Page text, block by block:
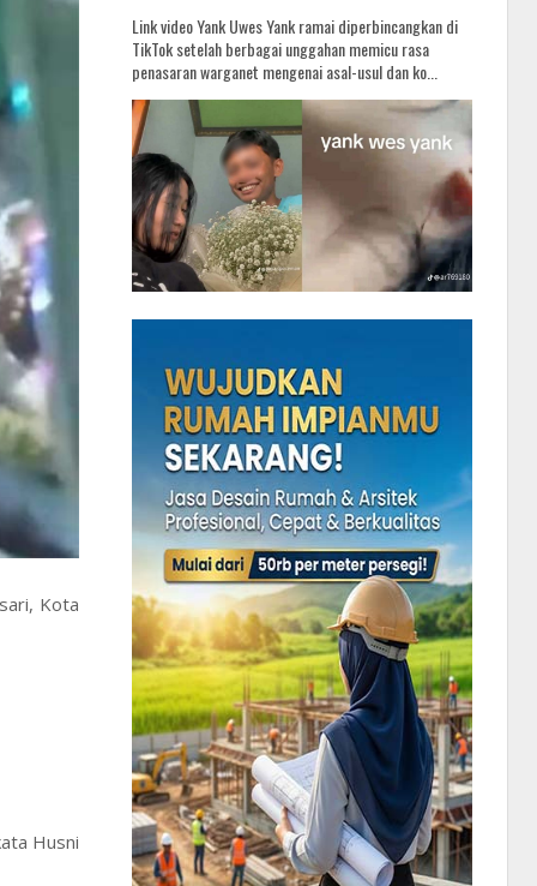
Kota
Husni
Link video Yank Uwes Yank ramai diperbincangkan di
TikTok setelah berbagai unggahan memicu rasa
penasaran warganet mengenai asal-usul dan ko...